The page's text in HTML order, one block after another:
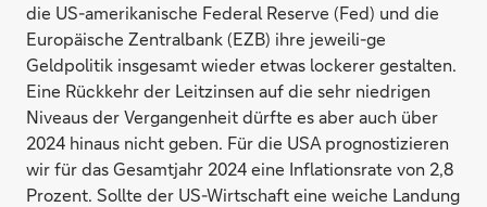
die US-amerikanische Federal Reserve (Fed) und die
Europäische Zentralbank (EZB) ihre jeweili-ge
Geldpolitik insgesamt wieder etwas lockerer gestalten.
Eine Rückkehr der Leitzinsen auf die sehr niedrigen
Niveaus der Vergangenheit dürfte es aber auch über
2024 hinaus nicht geben. Für die USA prognostizieren
wir für das Gesamtjahr 2024 eine Inflationsrate von 2,8
Prozent. Sollte der US-Wirtschaft eine weiche Landung